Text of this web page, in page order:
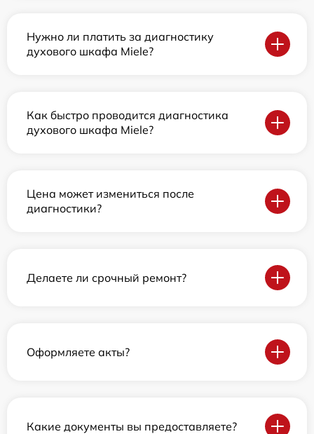
Нужно ли платить за диагностику
духового шкафа Miele?
Как быстро проводится диагностика
духового шкафа Miele?
Цена может измениться после
диагностики?
Делаете ли срочный ремонт?
Оформляете акты?
Какие документы вы предоставляете?